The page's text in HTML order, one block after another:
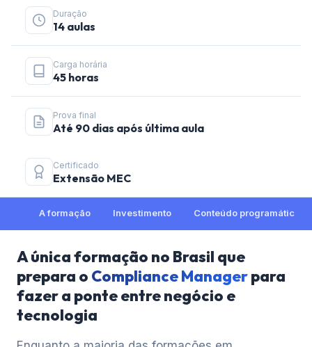
Duração
14 aulas
Carga horária
45 horas
Prova final
Até 90 dias após última aula
Certificado
Extensão MEC
A formação Investimento Conteúdo programático
A única formação no Brasil que
prepara o Compliance Managerpara
fazer a ponte entre negócio e
tecnologia